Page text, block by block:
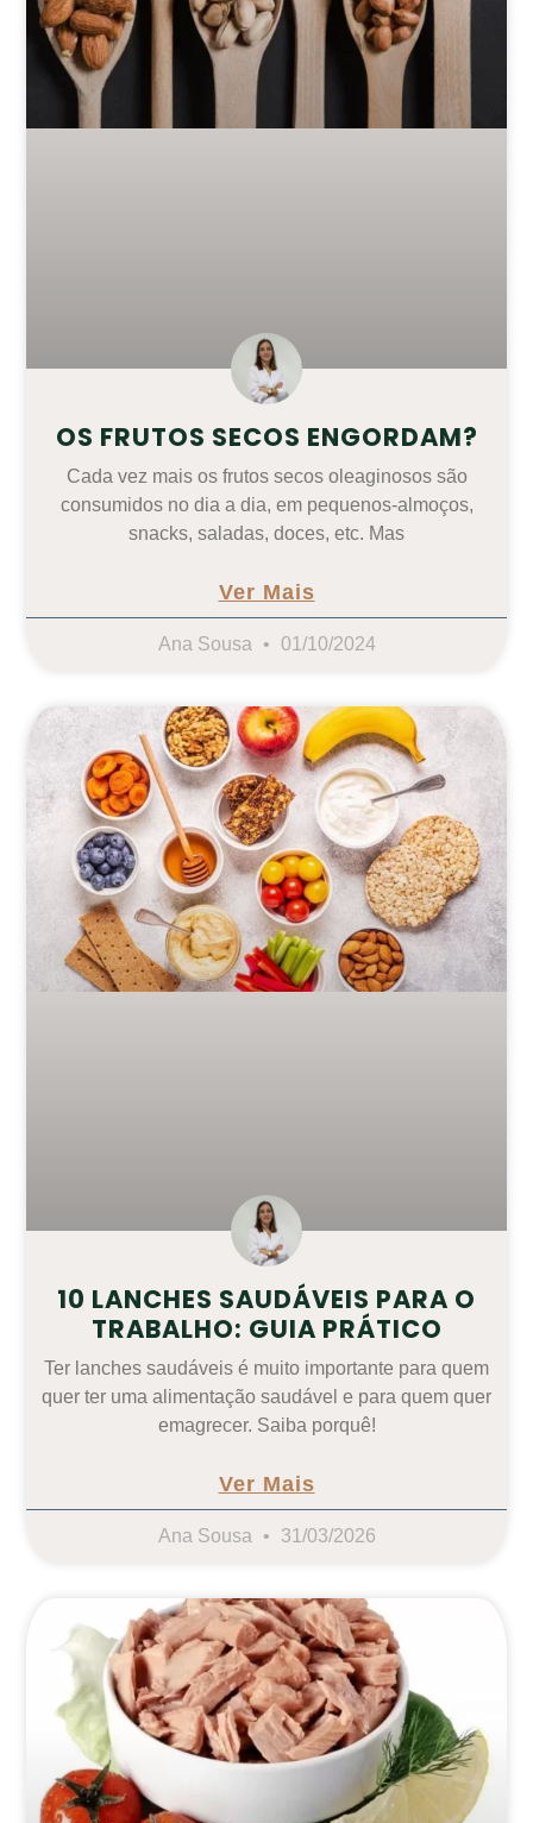
OS FRUTOS SECOS ENGORDAM?
Cada vez mais os frutos secos oleaginosos são
consumidos no dia a dia, em pequenos-almoços,
snacks, saladas, doces, etc. Mas
Ver Mais
Ana Sousa 01/10/2024
10 LANCHES SAUDÁVEIS PARA O
TRABALHO: GUIA PRÁTICO
Ter lanches saudáveis é muito importante para quem
quer ter uma alimentação saudável e para quem quer
emagrecer. Saiba porquê!
Ver Mais
Ana Sousa 31/03/2026